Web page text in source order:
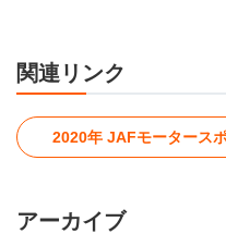
関連リンク
2020年 JAFモータース
アーカイブ